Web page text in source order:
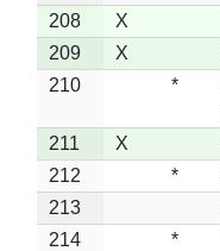
208
X
209
X
210
*
211
X
212
*
213
214
*